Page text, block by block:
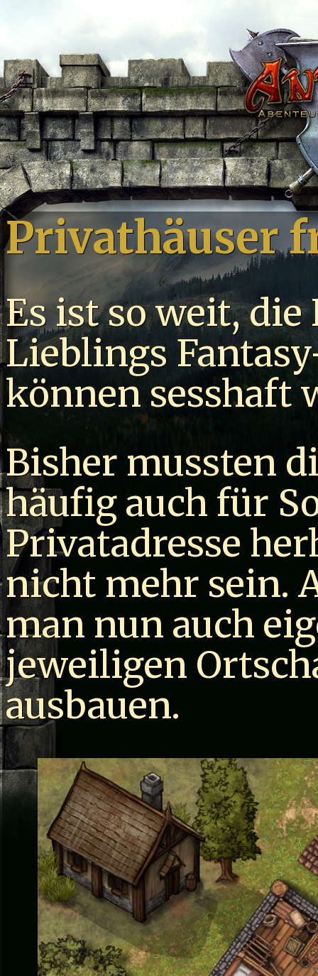
Privathäuser
Es ist so weit, die
Lieblings
können sesshaft
Bisher mussten
häufig auch für
Privatadresse
nicht mehr sein.
man nun auch
jeweiligen
ausbauen.